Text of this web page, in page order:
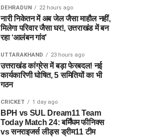
DEHRADUN 22 hours ago
नारी निकेतन में अब जेल जैसा माहौल नहीं,
मिलेगा परिवार जैसा घर!, उत्तराखंड में बन
रहा ‘आलंबन गांव’
UTTARAKHAND 23 hours ago
उत्तराखंड कांग्रेस में बड़ा फेरबदल! नई
कार्यकारिणी घोषित, 5 समितियों का भी
गठन
CRICKET 1 day ago
BPH vs SUL Dream11 Team
Today Match 24: बर्मिंघम फीनिक्स
vs सनराइजर्स लीड्स ड्रीम11 टीम